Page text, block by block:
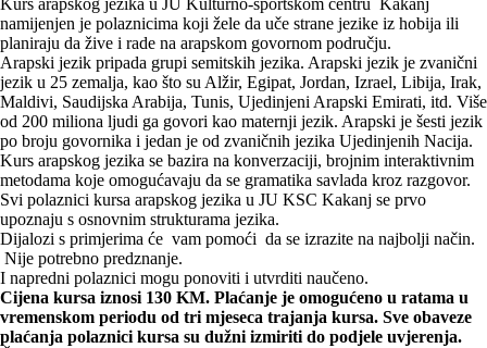
Kurs arapskog jezika u JU Kulturno-sportskom centru Kakanj
namijenjen je polaznicima koji žele da uče strane jezike iz hobija ili
planiraju da žive i rade na arapskom govornom području.
Arapski jezik pripada grupi semitskih jezika. Arapski jezik je zvanični
jezik u 25 zemalja, kao što su Alžir, Egipat, Jordan, Izrael, Libija, Irak,
Maldivi, Saudijska Arabija, Tunis, Ujedinjeni Arapski Emirati, itd. Više
od 200 miliona ljudi ga govori kao maternji jezik. Arapski je šesti jezik
po broju govornika i jedan je od zvaničnih jezika Ujedinjenih Nacija.
Kurs arapskog jezika se bazira na konverzaciji, brojnim interaktivnim
metodama koje omogućavaju da se gramatika savlada kroz razgovor.
Svi polaznici kursa arapskog jezika u JU KSC Kakanj se prvo
upoznaju s osnovnim strukturama jezika.
Dijalozi s primjerima će vam pomoći da se izrazite na najbolji način.
Nije potrebno predznanje.
I napredni polaznici mogu ponoviti i utvrditi naučeno.
Cijena kursa iznosi 130 KM. Plaćanje je omogućeno u ratama u
vremenskom periodu od tri mjeseca trajanja kursa. Sve obaveze
plaćanja polaznici kursa su dužni izmiriti do podjele uvjerenja.